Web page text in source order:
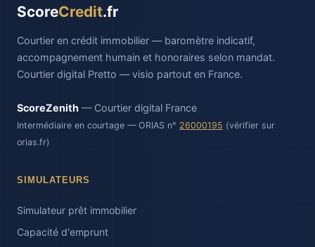
ScoreCredit.fr
Courtier en crédit immobilier — baromètre indicatif,
accompagnement humain et honoraires selon mandat.
Courtier digital Pretto — visio partout en France.
ScoreZenith — Courtier digital France
Intermédiaire en courtage — ORIAS n° 26000195 (vérifier sur
orias.fr)
SIMULATEURS
Simulateur prêt immobilier
Capacité d'emprunt